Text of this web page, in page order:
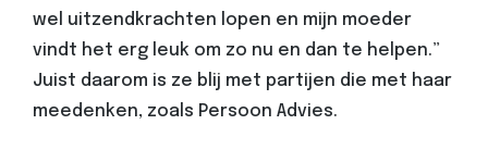
wel uitzendkrachten lopen en mijn moeder
vindt het erg leuk om zo nu en dan te helpen.”
Juist daarom is ze blij met partijen die met haar
meedenken, zoals Persoon Advies.